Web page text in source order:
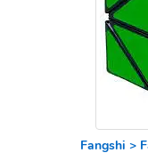
Fangshi >